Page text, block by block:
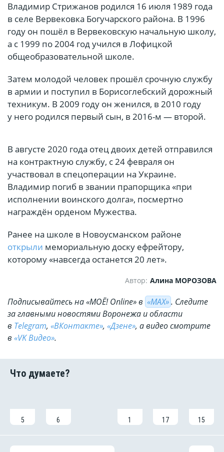
Владимир Стрижанов родился 16 июля 1989 года
в селе Вервековка Богучарского района. В 1996
году он пошёл в Вервековскую начальную школу,
а с 1999 по 2004 год учился в Лофицкой
общеобразовательной школе.
Затем молодой человек прошёл срочную службу
в армии и поступил в Борисоглебский дорожный
техникум. В 2009 году он женился, в 2010 году
у него родился первый сын, в 2016-м — второй.
В августе 2020 года отец двоих детей отправился
на контрактную службу, с 24 февраля он
участвовал в спецоперации на Украине.
Владимир погиб в звании прапорщика «при
исполнении воинского долга», посмертно
награждён орденом Мужества.
Ранее на школе в Новоусманском районе
открыли мемориальную доску ефрейтору,
которому «навсегда останется 20 лет».
Автор: Алина МОРОЗОВА
Подписывайтесь на «МОЁ! Online» в «МАХ». Cледите
за главными новостями Воронежа и области
в Telegram, «ВКонтакте», «Дзене», а видео смотрите
в «VK Видео».
5 6 1 17 15